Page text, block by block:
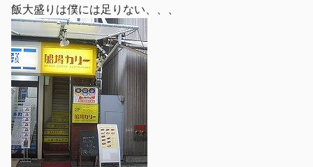
飯大盛りは僕には足りない、、、